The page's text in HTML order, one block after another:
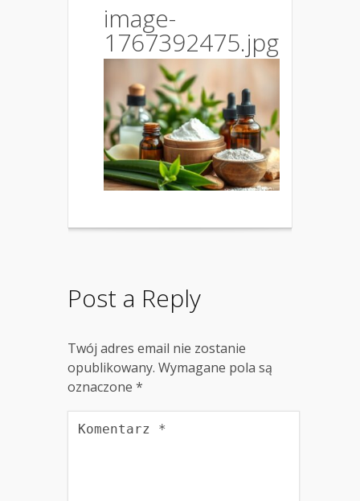
image-
1767392475.jpg
Post a Reply
Twój adres email nie zostanie
opublikowany. Wymagane pola są
oznaczone *